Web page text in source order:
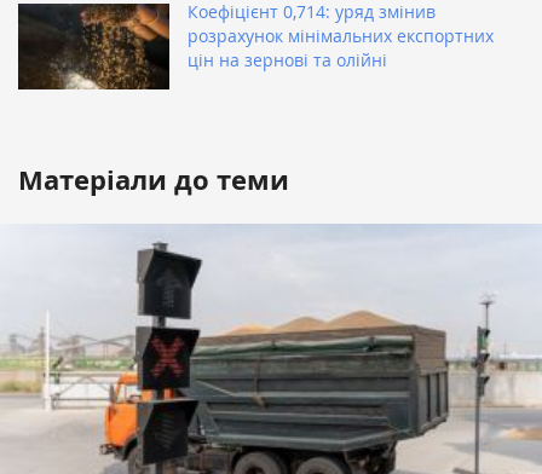
Коефіцієнт 0,714: уряд змінив
розрахунок мінімальних експортних
цін на зернові та олійні
Матеріали до теми